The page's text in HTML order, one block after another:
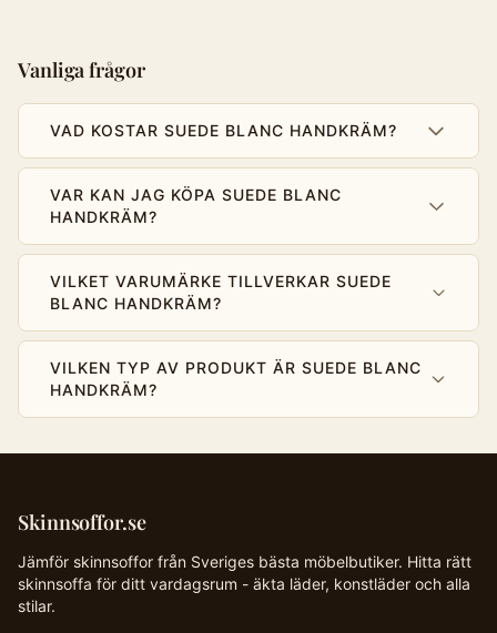
Vanliga frågor
VAD KOSTAR SUEDE BLANC HANDKRÄM?
VAR KAN JAG KÖPA SUEDE BLANC
HANDKRÄM?
VILKET VARUMÄRKE TILLVERKAR SUEDE
BLANC HANDKRÄM?
VILKEN TYP AV PRODUKT ÄR SUEDE BLANC
HANDKRÄM?
Skinnsoffor.se
Jämför skinnsoffor från Sveriges bästa möbelbutiker. Hitta rätt
skinnsoffa för ditt vardagsrum - äkta läder, konstläder och alla
stilar.